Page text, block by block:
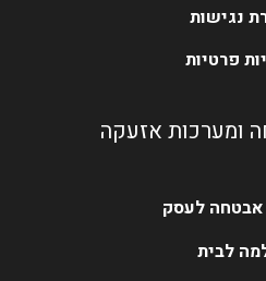
נגישות
פרטיות
ומערכות אזעקה
אבטחה לעסק
לבית